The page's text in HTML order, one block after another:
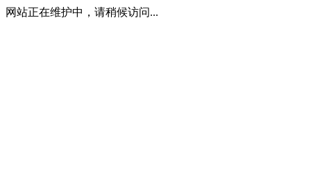
网站正在维护中，请稍候访问...